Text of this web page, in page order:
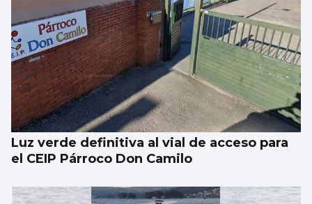
La nigranesa Kreios Space lanzará el
satélite que volará más cerca de la Tierra
Luz verde definitiva al vial de acceso para
el CEIP Párroco Don Camilo